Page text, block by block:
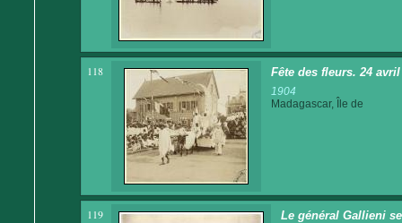
118 Fête des fleurs. 24
1904
Madagascar, Île de
119 Le général Gallieni